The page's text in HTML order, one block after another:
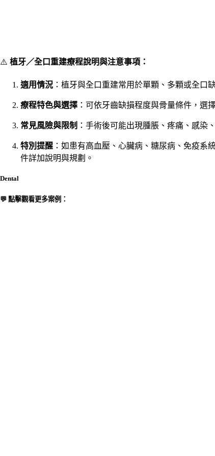
⚠️ 植牙／全口重建療程說明與注意事項：
適用情況 ：植牙與全口重建常用於單顆、多顆或全口
療程特色與選擇 ：可依牙齒缺損程度與骨量條件，選
常見風險與限制 ：手術後可能出現腫脹、疼痛、感染
特別提醒 ：如患有高血壓、心臟病、糖尿病、免疫
件詳加說明與規劃。
Dental
💬 點擊觀看更多案例：